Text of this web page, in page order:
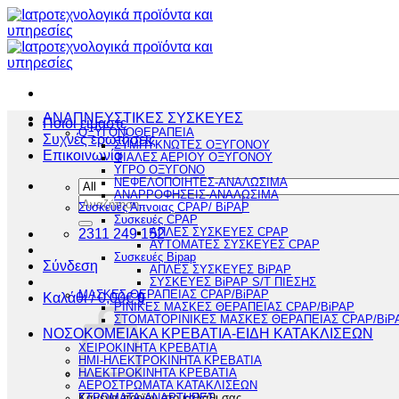
Μετάβαση
στο
περιεχόμενο
Ποιοι είμαστε
Συχνές ερωτήσεις
Επικοινωνία
Αναζήτηση
για:
2311 249 152
Σύνδεση
Καλάθι /0,00€ 0
ΑΝΑΠΝΕΥΣΤΙΚΕΣ ΣΥΣΚΕΥΕΣ
ΟΞΥΓΟΝΟΘΕΡΑΠΕΙΑ
ΣΥΜΠΥΚΝΩΤΕΣ ΟΞΥΓΟΝΟΥ
ΦΙΑΛΕΣ ΑΕΡΙΟΥ ΟΞΥΓΟΝΟΥ
ΥΓΡΟ ΟΞΥΓΟΝΟ
ΝΕΦΕΛΟΠΟΙΗΤΕΣ-ΑΝΑΛΩΣΙΜΑ
ΑΝΑΡΡΟΦΗΣΕΙΣ-ΑΝΑΛΩΣΙΜΑ
Συσκευές Άπνοιας CPAP/ BiPAP
Συσκευές CPAP
ΑΠΛΕΣ ΣΥΣΚΕΥΕΣ CPAP
ΑΥΤΟΜΑΤΕΣ ΣΥΣΚΕΥΕΣ CPAP
Συσκευές Bipap
ΑΠΛΕΣ ΣΥΣΚΕΥΕΣ BiPAP
ΣΥΣΚΕΥΕΣ BiPAP S/T ΠΙΕΣΗΣ
ΜΑΣΚΕΣ ΘΕΡΑΠΕΙΑΣ CPAP/BiPAP
ΡΙΝΙΚΕΣ ΜΑΣΚΕΣ ΘΕΡΑΠΕΙΑΣ CPAP/BiPAP
ΣΤΟΜΑΤΟΡΙΝΙΚΕΣ ΜΑΣΚΕΣ ΘΕΡΑΠΕΙΑΣ CPAP/
ΝΟΣΟΚΟΜΕΙΑΚΑ ΚΡΕΒΑΤΙΑ-ΕΙΔΗ ΚΑΤΑΚΛΙΣΕΩΝ
ΧΕΙΡΟΚΙΝΗΤΑ ΚΡΕΒΑΤΙΑ
ΗΜΙ-ΗΛΕΚΤΡΟΚΙΝΗΤΑ ΚΡΕΒΑΤΙΑ
ΗΛΕΚΤΡΟΚΙΝΗΤΑ ΚΡΕΒΑΤΙΑ
ΑΕΡΟΣΤΡΩΜΑΤΑ ΚΑΤΑΚΛΙΣΕΩΝ